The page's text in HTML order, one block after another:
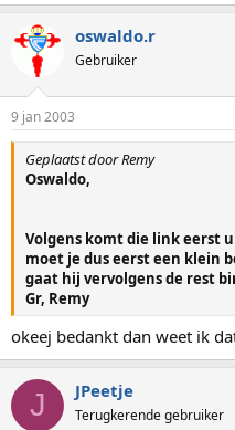
oswaldo.r
Gebruiker
9 jan 2003
Geplaatst door Remy
Oswaldo,
Volgens komt die link eerst
moet je dus eerst een klein
gaat hij vervolgens de rest
Gr, Remy
okeej bedankt dan weet ik
J JPeetje
Terugkerende gebruiker